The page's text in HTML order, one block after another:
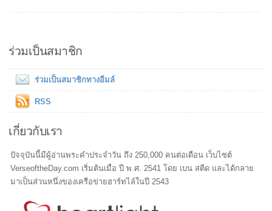
ร่วมเป็นสมาชิก
ร่วมเป็นสมาชิกทางอีมล์
RSS
เกี่ยวกับเรา
ปัจจุบันนี้มีผู้อ่านพระคำประจำวัน ถึง 250,000 คนต่อเดือน เว็บไซต์
VerseoftheDay.com เริ่มต้นเมื่อ ปี พ.ศ. 2541 โดย เบน สตีด และได้กลาย
มาเป็นส่วนหนึ่งของเครือข่ายฮาร์ทไล์ในปี 2543